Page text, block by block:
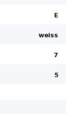
E
weiss
7
5